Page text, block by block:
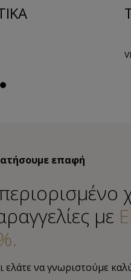
επαφή
με
ελάτε να γνωριστούμε